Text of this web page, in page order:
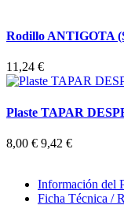
Rodillo ANTIGOTA
11,24 €
Plaste TAPAR
8,00 € 9,42 €
Información del
Ficha Técnica /